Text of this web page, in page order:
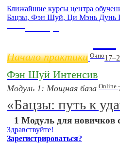
Ближайшие курсы центра
Бацзы, Фэн Шуй, Ци Мэнь Дунь
Начало практики Очно
Фэн Шуй Интенсив
Модуль 1: Мощная база Online
«Бацзы: путь к
1 Модуль для новичков
Здравствуйте!
Зарегистрироваться?